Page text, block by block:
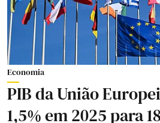
Economia
PIB da União
1,5% em 2025 para